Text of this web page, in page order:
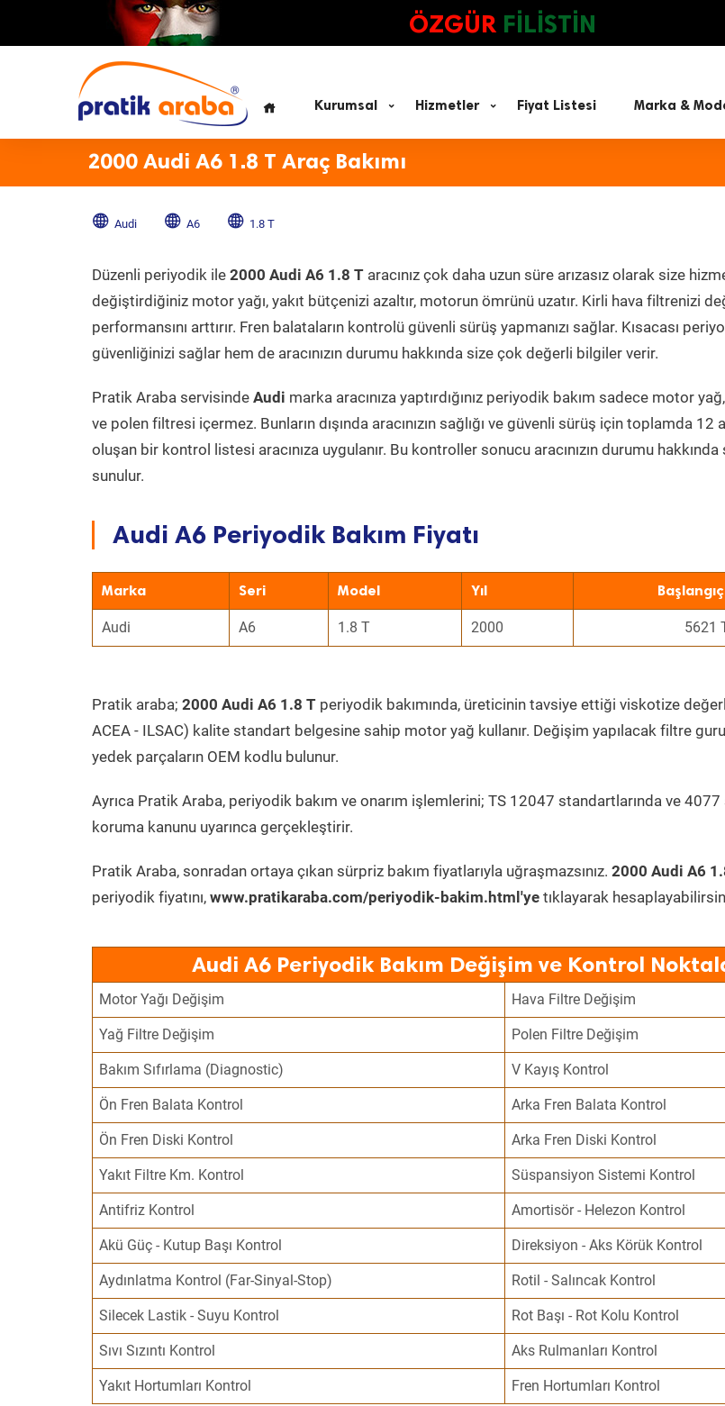
ÖZGÜR FİLİSTİN
Kurumsal Hizmetler Fiyat Listesi Marka &
2000 Audi A6 1.8 T Araç Bakımı
Audi A6 1.8 T
Düzenli periyodik ile 2000 Audi A6 1.8 T aracınız çok daha uzun süre arızasız olarak size
değiştirdiğiniz motor yağı, yakıt bütçenizi azaltır, motorun ömrünü uzatır. Kirli hava filtrenizi
performansını arttırır. Fren balataların kontrolü güvenli sürüş yapmanızı sağlar. Kısacası
güvenliğinizi sağlar hem de aracınızın durumu hakkında size çok değerli bilgiler verir.
Pratik Araba servisinde Audi marka aracınıza yaptırdığınız periyodik bakım sadece motor
ve polen filtresi içermez. Bunların dışında aracınızın sağlığı ve güvenli sürüş için toplamda 12
oluşan bir kontrol listesi aracınıza uygulanır. Bu kontroller sonucu aracınızın durumu
sunulur.
Audi A6 Periyodik Bakım Fiyatı
Marka Seri Model Yıl
Audi A6 1.8 T 2000 5621
Pratik araba; 2000 Audi A6 1.8 T periyodik bakımında, üreticinin tavsiye ettiği viskotize
ACEA - ILSAC) kalite standart belgesine sahip motor yağ kullanır. Değişim yapılacak filtre
yedek parçaların OEM kodlu bulunur.
Ayrıca Pratik Araba, periyodik bakım ve onarım işlemlerini; TS 12047 standartlarında ve 4077
koruma kanunu uyarınca gerçekleştirir.
Pratik Araba, sonradan ortaya çıkan sürpriz bakım fiyatlarıyla uğraşmazsınız. 2000 Audi A6
periyodik fiyatını, www.pratikaraba.com/periyodik-bakim.html'ye tıklayarak
Audi A6 Periyodik Bakım Değişim ve Kontrol
Motor Yağı Değişim Hava Filtre Değişim
Yağ Filtre Değişim Polen Filtre Değişim
Bakım Sıfırlama (Diagnostic) V Kayış Kontrol
Ön Fren Balata Kontrol Arka Fren Balata Kontrol
Ön Fren Diski Kontrol Arka Fren Diski Kontrol
Yakıt Filtre Km. Kontrol Süspansiyon Sistemi Kontrol
Antifriz Kontrol Amortisör - Helezon Kontrol
Akü Güç - Kutup Başı Kontrol Direksiyon - Aks Körük Kontrol
Aydınlatma Kontrol (Far-Sinyal-Stop) Rotil - Salıncak Kontrol
Silecek Lastik - Suyu Kontrol Rot Başı - Rot Kolu Kontrol
Sıvı Sızıntı Kontrol Aks Rulmanları Kontrol
Yakıt Hortumları Kontrol Fren Hortumları Kontrol